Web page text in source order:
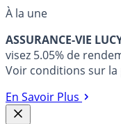
À la une
ASSURANCE-VIE
visez 5.05% de
Voir conditions sur la
En Savoir Plus